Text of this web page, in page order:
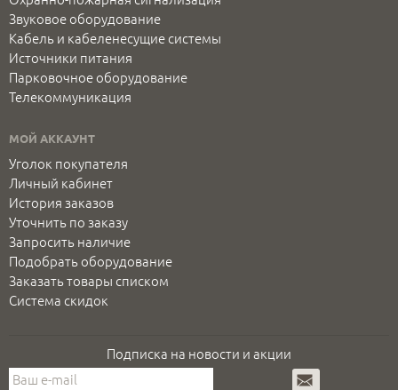
Звуковое оборудование
Кабель и кабеленесущие системы
Источники питания
Парковочное оборудование
Телекоммуникация
МОЙ АККАУНТ
Уголок покупателя
Личный кабинет
История заказов
Уточнить по заказу
Запросить наличие
Подобрать оборудование
Заказать товары списком
Система скидок
Подписка на новости и акции
Подписаться